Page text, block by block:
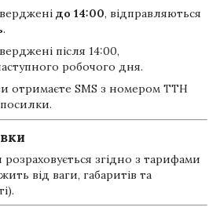
до 14:00, відправляються
.
після 14:00,
робочого дня.
отримаєте SMS з номером ТТН
розраховується згідно з тарифами
від ваги, габаритів та